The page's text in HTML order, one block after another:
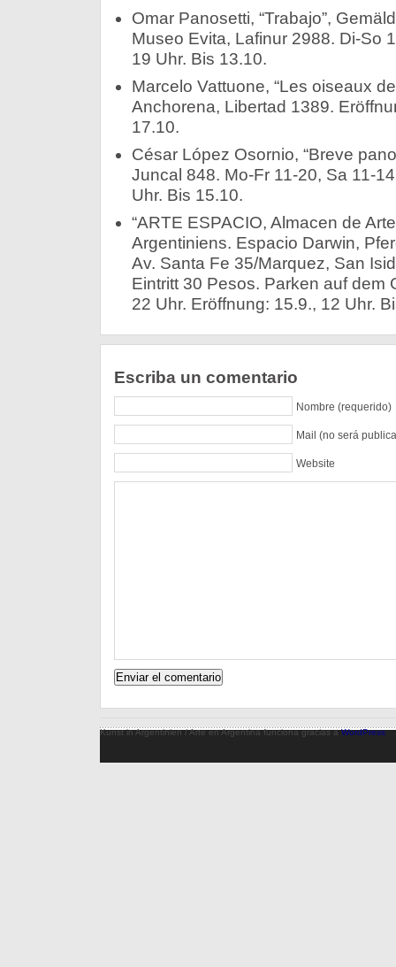
Omar Panosetti, “Trabajo”,
Museo Evita, Lafinur 2988. Di-So
19 Uhr. Bis 13.10.
Marcelo Vattuone, “Les oiseaux
Anchorena, Libertad 1389.
17.10.
César López Osornio, “Breve
Juncal 848. Mo-Fr 11-20, Sa 11-
Uhr. Bis 15.10.
“ARTE ESPACIO, Almacen de
Argentiniens. Espacio Darwin,
Av. Santa Fe 35/Marquez, San
Eintritt 30 Pesos. Parken auf dem
22 Uhr. Eröffnung: 15.9., 12 Uhr.
Escriba un comentario
Nombre (requerido)
Mail (no será
Website
Kunst in Argentinien / Arte en Argentina funciona gracias aWordPress